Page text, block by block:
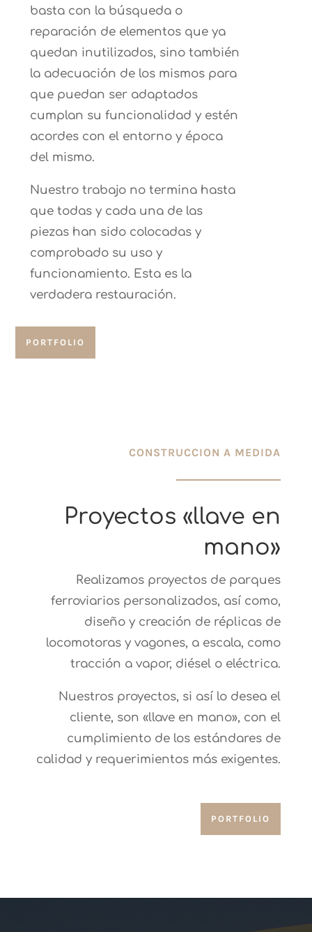
basta con la búsqueda o
reparación de elementos que ya
quedan inutilizados, sino también
la adecuación de los mismos para
que puedan ser adaptados
cumplan su funcionalidad y estén
acordes con el entorno y época
del mismo.
Nuestro trabajo no termina hasta
que todas y cada una de las
piezas han sido colocadas y
comprobado su uso y
funcionamiento. Esta es la
verdadera restauración.
PORTFOLIO
CONSTRUCCION A MEDIDA
Proyectos «llave en
mano»
Realizamos proyectos de parques
ferroviarios personalizados, así como,
diseño y creación de réplicas de
locomotoras y vagones, a escala, como
tracción a vapor, diésel o eléctrica.
Nuestros proyectos, si así lo desea el
cliente, son «llave en mano», con el
cumplimiento de los estándares de
calidad y requerimientos más exigentes.
PORTFOLIO